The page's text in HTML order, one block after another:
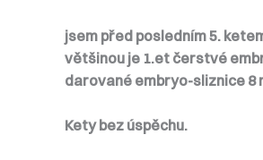
jsem před posledním 5.
většinou je 1.et čerstvé
darované embryo-sliznice 8
Kety bez úspěchu.